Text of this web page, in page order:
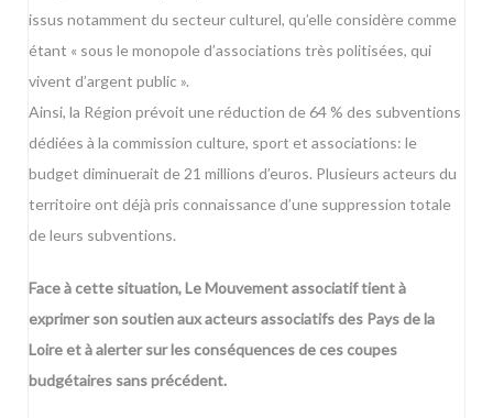
issus notamment du secteur culturel, qu’elle considère comme
étant « sous le monopole d’associations très politisées, qui
vivent d’argent public ».
Ainsi, la Région prévoit une réduction de 64 % des subventions
dédiées à la commission culture, sport et associations: le
budget diminuerait de 21 millions d’euros. Plusieurs acteurs du
territoire ont déjà pris connaissance d’une suppression totale
de leurs subventions.
Face à cette situation, Le Mouvement associatif tient à
exprimer son soutien aux acteurs associatifs des Pays de la
Loire et à alerter sur les conséquences de ces coupes
budgétaires sans précédent.